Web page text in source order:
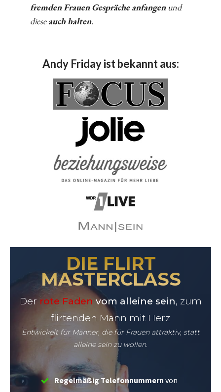
fremden Frauen Gespräche anfangenund
dieseauch halten.
Andy Friday ist bekannt aus:
DIE FLIRT
MASTERCLASS
Der rote Faden vom alleine sein, zum
flirtenden Mann mit Herz
Entwickelt für Männer, die für Frauen attraktiv, statt
alleine sein zu wollen.
Regelmäßig Telefonnummern von